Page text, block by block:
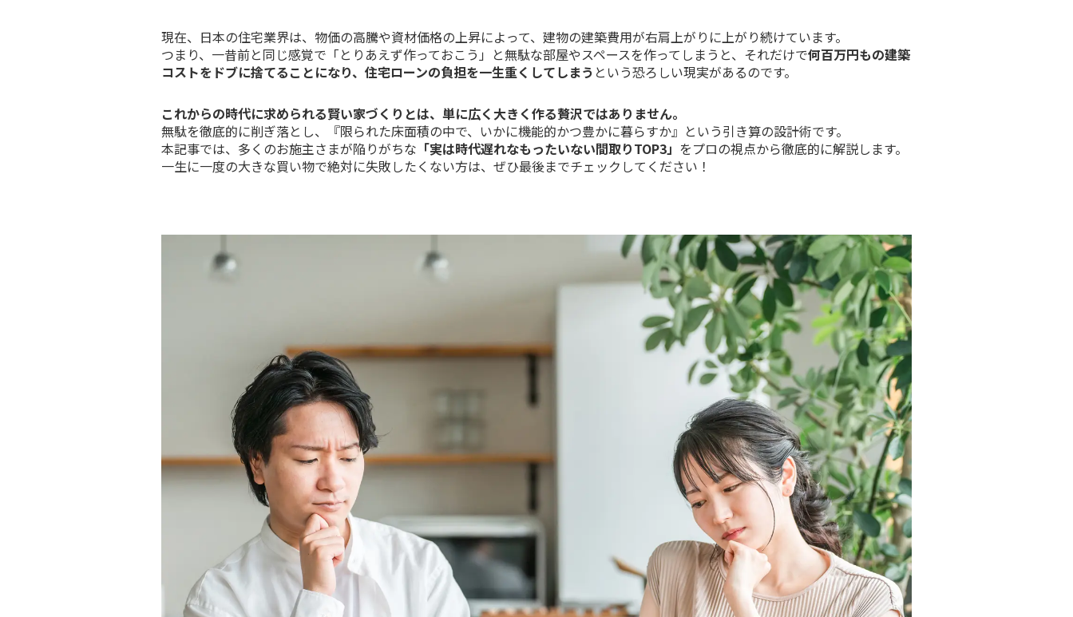
現在、日本の住宅業界は、物価の高騰や資材価格の上昇によって、建物の建築費用が右肩上がりに上がり続けています。
つまり、一昔前と同じ感覚で「とりあえず作っておこう」と無駄な部屋やスペースを作ってしまうと、それだけで何百万円もの建築
コストをドブに捨てることになり、住宅ローンの負担を一生重くしてしまう という恐ろしい現実があるのです。
これからの時代に求められる賢い家づくりとは、単に広く大きく作る贅沢ではありません。
無駄を徹底的に削ぎ落とし、『限られた床面積の中で、いかに機能的かつ豊かに暮らすか』という引き算の設計術です。
本記事では、多くのお施主さまが陥りがちな 「実は時代遅れなもったいない間取りTOP3」 をプロの視点から徹底的に解説します。
一生に一度の大きな買い物で絶対に失敗したくない方は、ぜひ最後までチェックしてください！